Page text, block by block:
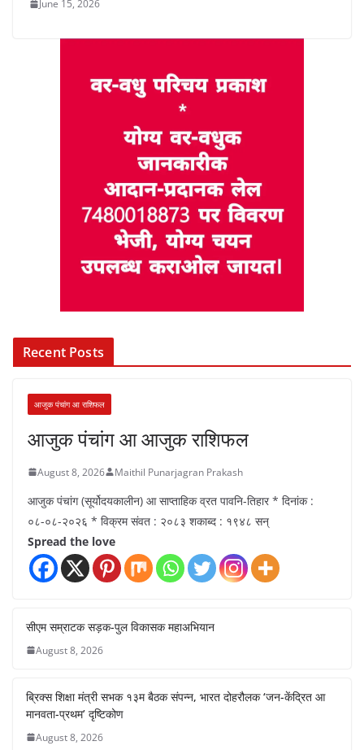
June 15, 2026
Recent Posts
आजुक पंचांग आ राशिफल
आजुक पंचांग आ आजुक राशिफल
August 8, 2026 Maithil Punarjagran Prakash
आजुक पंचांग (सूर्योदयकालीन) आ साप्ताहिक व्रत पावनि-तिहार * दिनांक :
०८-०८-२०२६ * विक्रम संवत : २०८३ शकाब्द : १९४८ सन्
Spread the love
सीएम सम्राटक सड़क-पुल विकासक महाअभियान
August 8, 2026
ब्रिक्स शिक्षा मंत्री सभक १३म बैठक संपन्न, भारत दोहरौलक ‘जन-केंद्रित आ
मानवता-प्रथम’ दृष्टिकोण
August 8, 2026